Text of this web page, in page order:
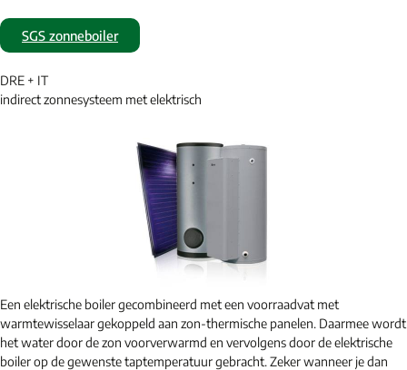
SGS zonneboiler
DRE + IT
indirect zonnesysteem met elektrisch
Een elektrische boiler gecombineerd met een voorraadvat met
warmtewisselaar gekoppeld aan zon-thermische panelen. Daarmee wordt
het water door de zon voorverwarmd en vervolgens door de elektrische
boiler op de gewenste taptemperatuur gebracht. Zeker wanneer je dan